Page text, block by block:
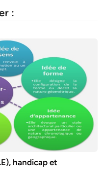
:
handicap et